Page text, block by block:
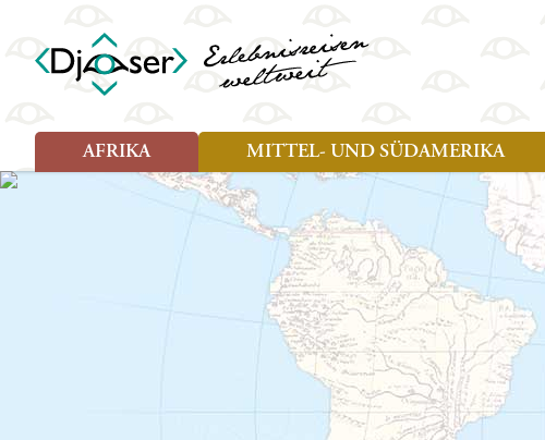
AFRIKA
Länder
Ägypten
Botswana
Eswatini (Swasiland)
Kap Verde
Kenia
Lesotho
Madagaskar
Marokko
MITTEL- UND SÜDAMERIKA
Art der Reise
Djoser Reisen (13)
Djoser Family (8)
Wander- und Fahrradreisen
Argentinien
Brasilien
Chile
Costa Rica
Ecuador
Französisch
Guatemala
Guyana
Honduras